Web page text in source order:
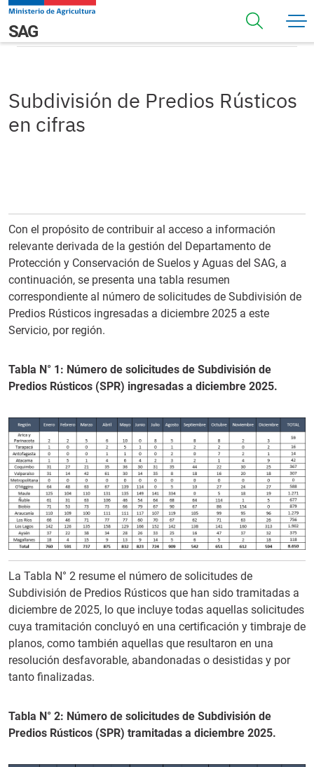
Pasar al contenido principal
Navegación principal
SAGSubdivisión de Predios Rústicos en cifras
Subdivisión de Predios Rústicos
en cifras
Con el propósito de contribuir al acceso a información
relevante derivada de la gestión del Departamento de
Protección y Conservación de Suelos y Aguas del SAG, a
continuación, se presenta una tabla resumen
correspondiente al número de solicitudes de Subdivisión de
Predios Rústicos ingresadas a diciembre 2025 a este
Servicio, por región.
Tabla N° 1: Número de solicitudes de Subdivisión de
Predios Rústicos (SPR) ingresadas a diciembre 2025.
La Tabla N° 2 resume el número de solicitudes de
Subdivisión de Predios Rústicos que han sido tramitadas a
diciembre de 2025, lo que incluye todas aquellas solicitudes
cuya tramitación concluyó en una certificación y timbraje de
planos, como también aquellas que resultaron en una
resolución desfavorable, abandonadas o desistidas y por
tanto finalizadas.
Tabla N° 2: Número de solicitudes de Subdivisión de
Predios Rústicos (SPR) tramitadas a diciembre 2025.